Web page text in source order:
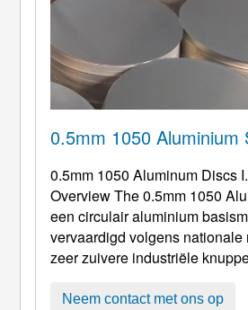
0.5mm 1050 Aluminium
0.5mm 1050Aluminum Discs I.
Overview The 0.5mm 1050
een circulair aluminium
vervaardigd volgens nationale
zeer zuivere industriële
nauwkeurig koudwalsen,
Neem contact met ons op